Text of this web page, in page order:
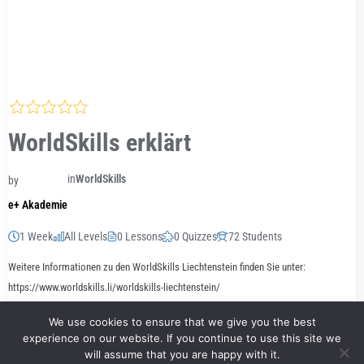
WorldSkills erklärt
by
e+ Akademie
inWorldSkills
1 Week All Levels 0 Lessons 0 Quizzes 72 Students
Weitere Informationen zu den WorldSkills Liechtenstein finden Sie unter:
https://www.worldskills.li/worldskills-liechtenstein/
Start Learning
We use cookies to ensure that we give you the best
experience on our website. If you continue to use this site we
will assume that you are happy with it.